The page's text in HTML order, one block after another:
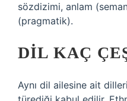
sözdizimi, anlam
(pragmatik).
DIL KAÇ
Aynı dil ailesine ait